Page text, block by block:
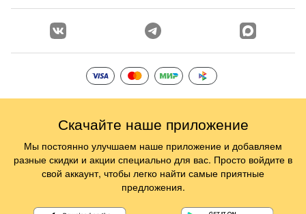
Скачайте наше приложение
Мы постоянно улучшаем наше приложение и добавляем
разные скидки и акции специально для вас. Просто войдите в
свой аккаунт, чтобы легко найти самые приятные
предложения.